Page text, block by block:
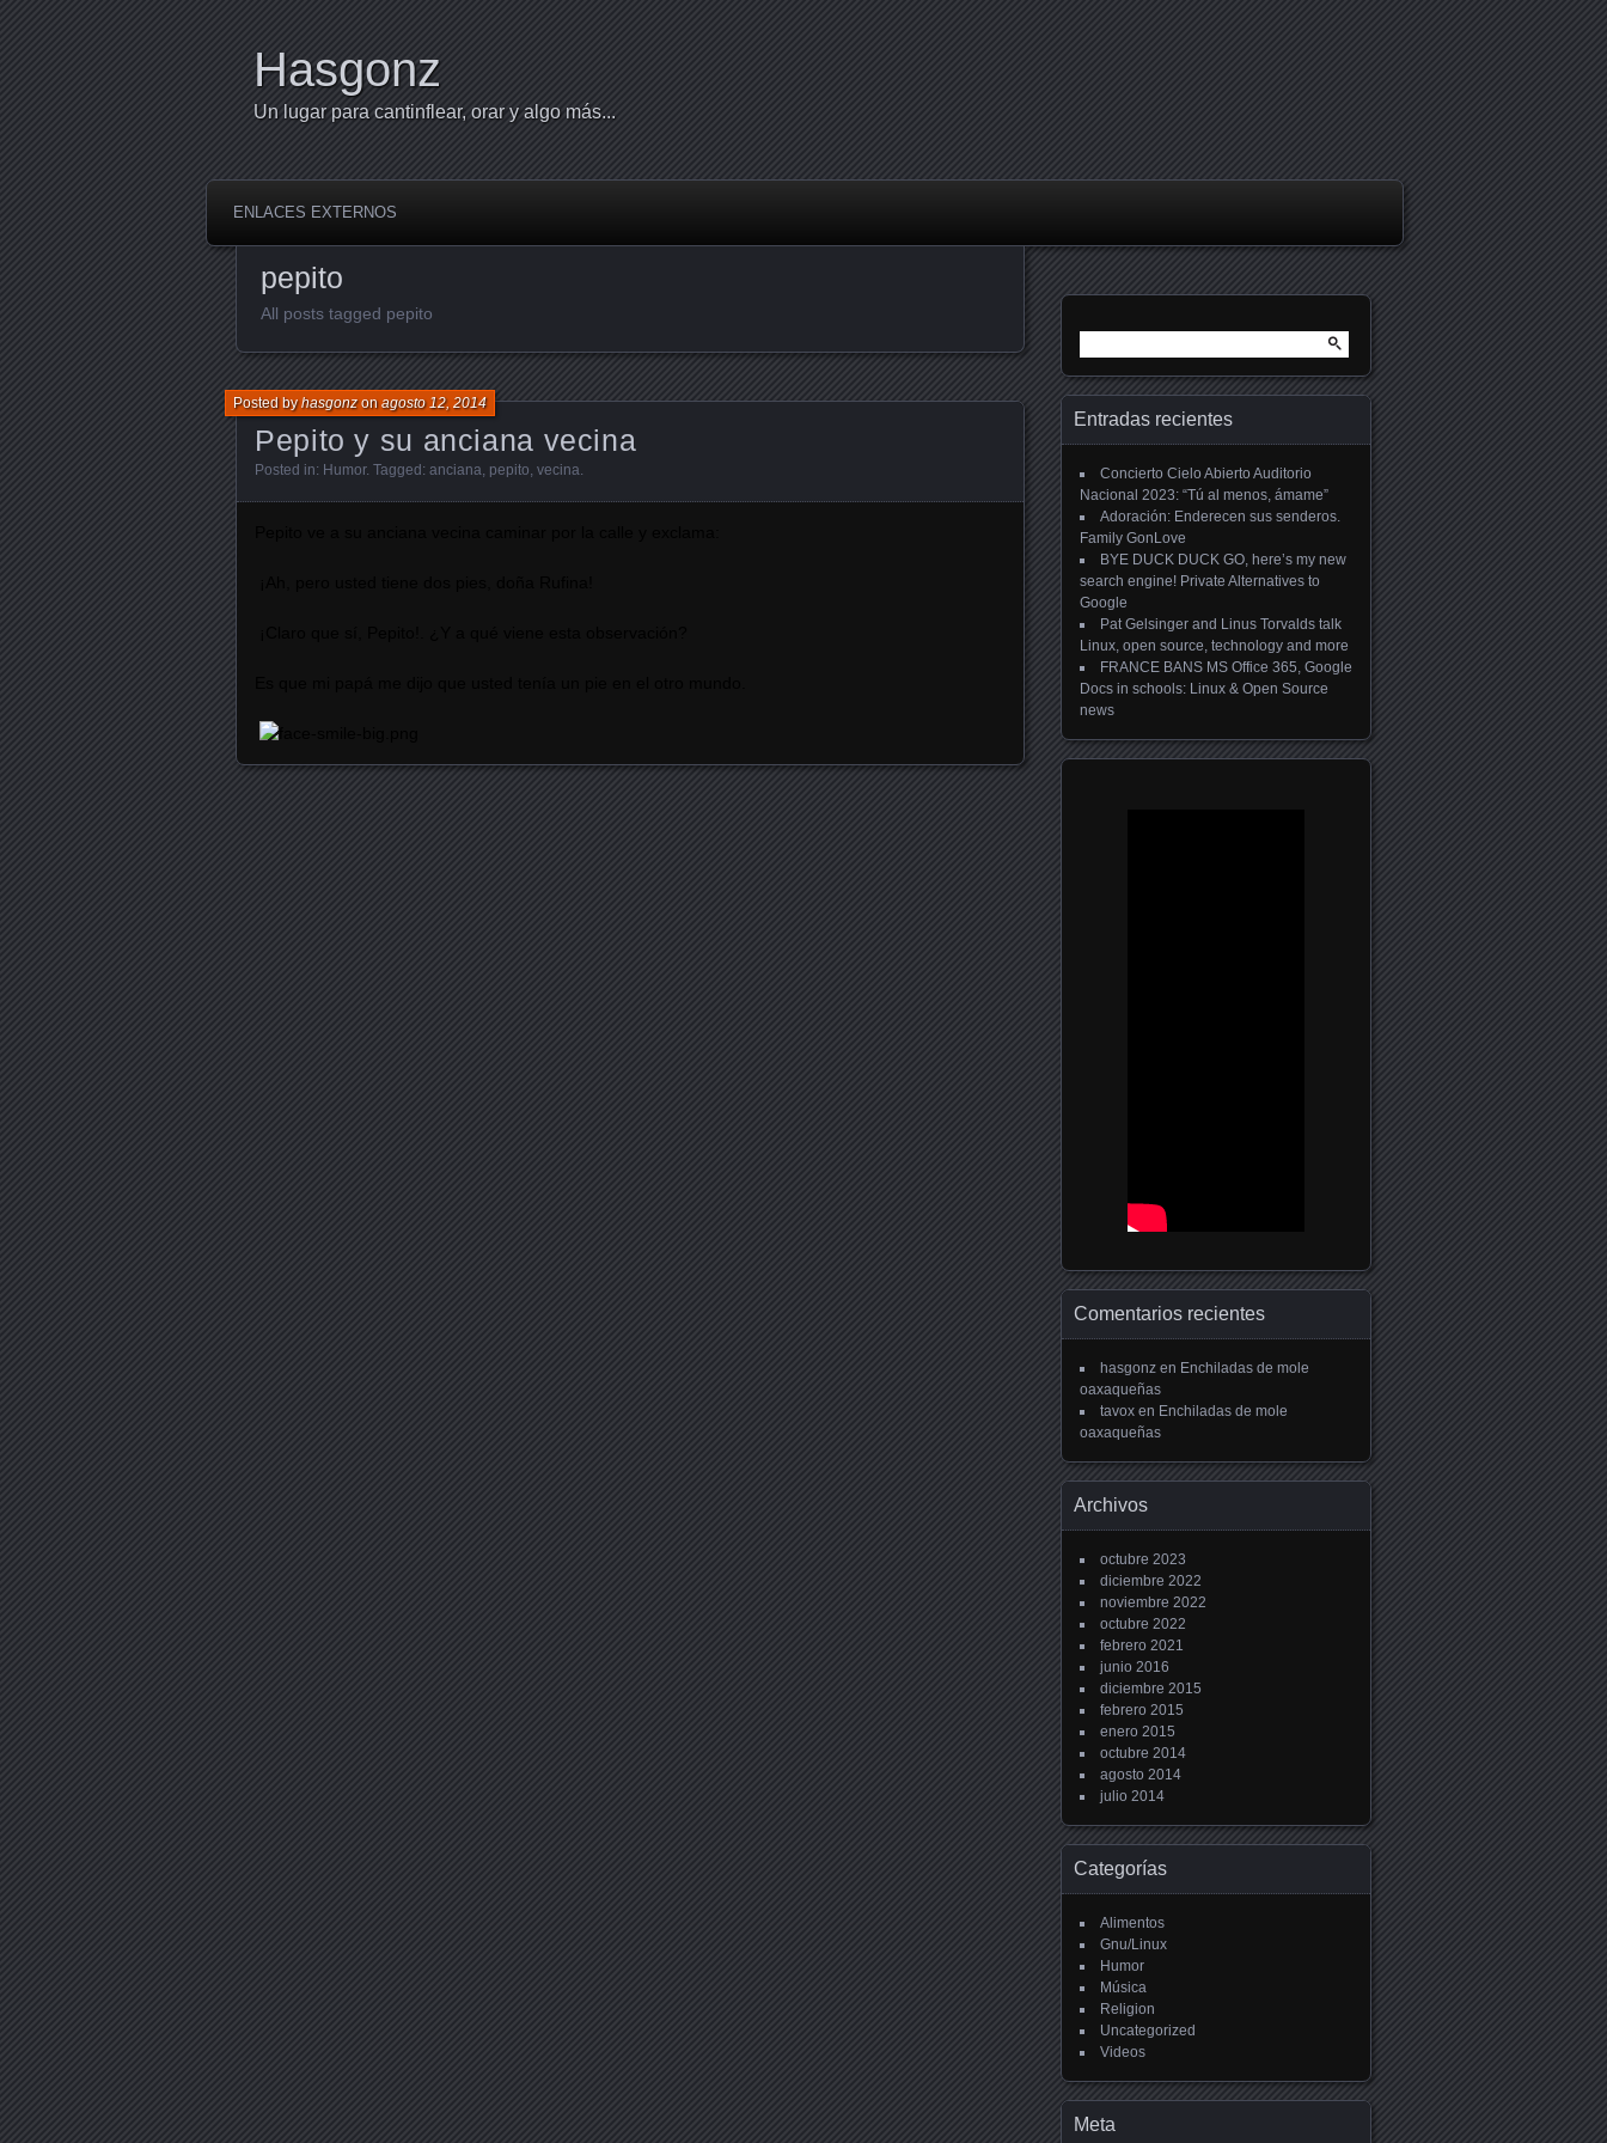
Hasgonz
Un lugar para cantinflear, orar y algo más...
ENLACES EXTERNOS
pepito
All posts tagged pepito
Pepito y su anciana vecina
Posted byhasgonzonagosto 12, 2014
Posted in: Humor. Tagged: anciana pepito vecina
Entradas recientes
Concierto Cielo Abierto Auditorio
Nacional 2023: “Tú al menos, ámame”
Adoración: Enderecen sus senderos.
Family GonLove
BYE DUCK DUCK GO, here’s my new
search engine! Private Alternatives to
Google
Pat Gelsinger and Linus Torvalds talk
Linux, open source, technology and more
FRANCE BANS MS Office 365, Google
Docs in schools: Linux & Open Source
news
Comentarios recientes
hasgonz en Enchiladas de mole
oaxaqueñas
tavox en Enchiladas de mole
oaxaqueñas
Archivos
octubre 2023
diciembre 2022
noviembre 2022
octubre 2022
febrero 2021
junio 2016
diciembre 2015
febrero 2015
enero 2015
octubre 2014
agosto 2014
julio 2014
Categorías
Alimentos
Gnu/Linux
Humor
Música
Religion
Uncategorized
Videos
Meta